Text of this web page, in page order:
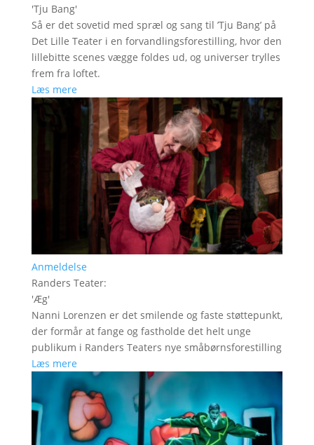
'Tju Bang'
Så er det sovetid med spræl og sang til ’Tju Bang’ på
Det Lille Teater i en forvandlingsforestilling, hvor den
lillebitte scenes vægge foldes ud, og universer trylles
frem fra loftet.
Læs mere
Anmeldelse
Randers Teater:
'Æg'
Nanni Lorenzen er det smilende og faste støttepunkt,
der formår at fange og fastholde det helt unge
publikum i Randers Teaters nye småbørnsforestilling
Læs mere